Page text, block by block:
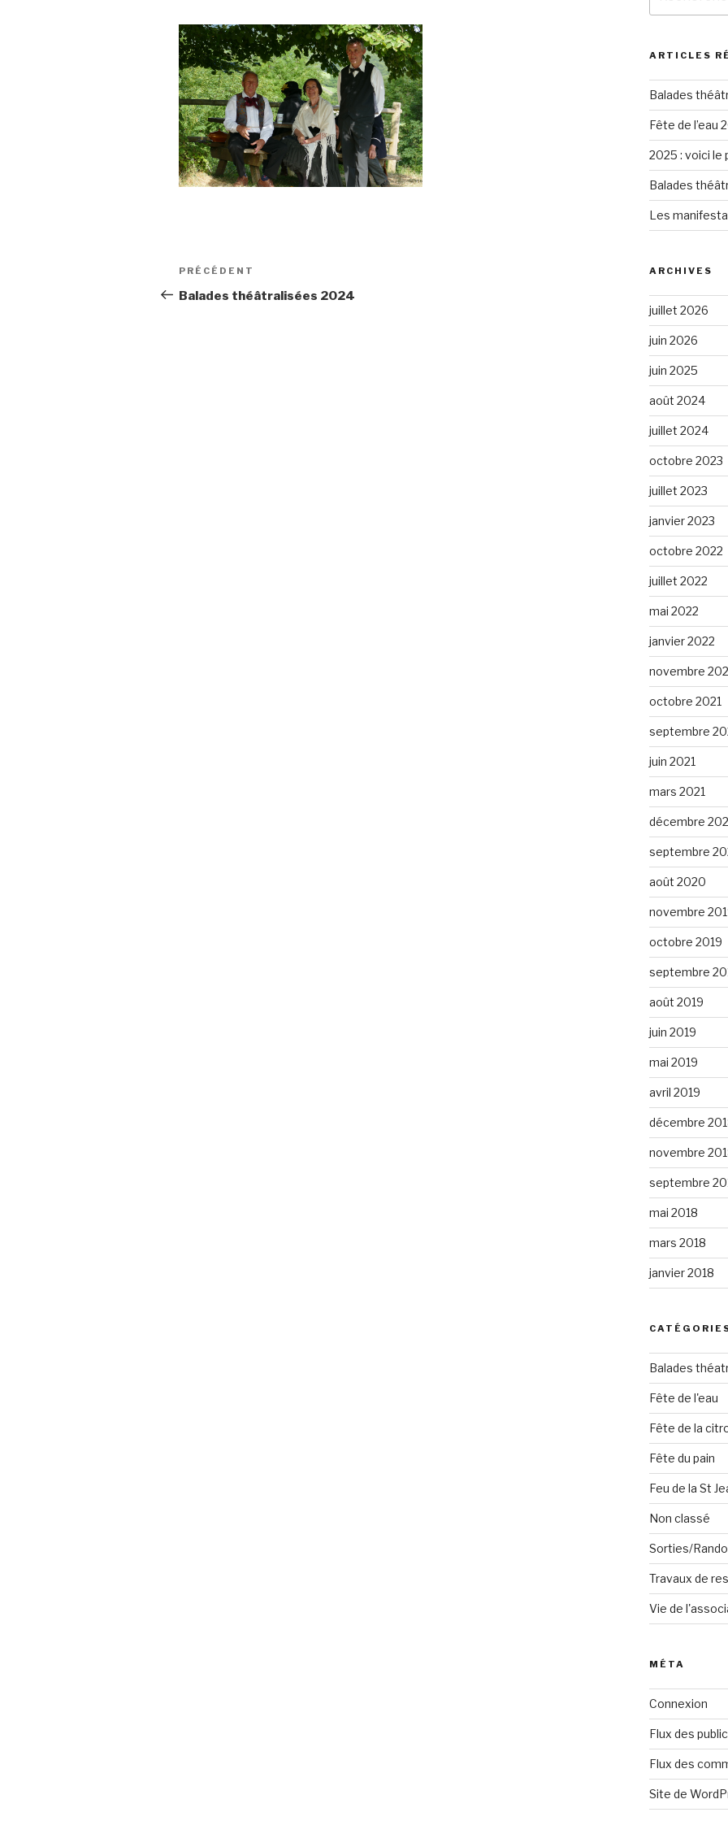
Navigation
de
Article
précédent
PRÉCÉDENT
Balades théâtralisées 2024
:
ARTICLES
Balades
Fête de l’eau
2025 : voici le
Balades
Les
ARCHIVES
juillet 2026
juin 2026
juin 2025
août 2024
juillet 2024
octobre 2023
juillet 2023
janvier 2023
octobre 2022
juillet 2022
mai 2022
janvier 2022
novembre
octobre 2021
septembre
juin 2021
mars 2021
décembre
septembre
août 2020
novembre
octobre 2019
septembre
août 2019
juin 2019
mai 2019
avril 2019
décembre
novembre
septembre
mai 2018
mars 2018
janvier 2018
Balades
Fête de l'eau
Fête de la
Fête du pain
Feu de la St
Non classé
Sorties/
Travaux de
Vie de
MÉTA
Connexion
Flux des
Flux des
Site de